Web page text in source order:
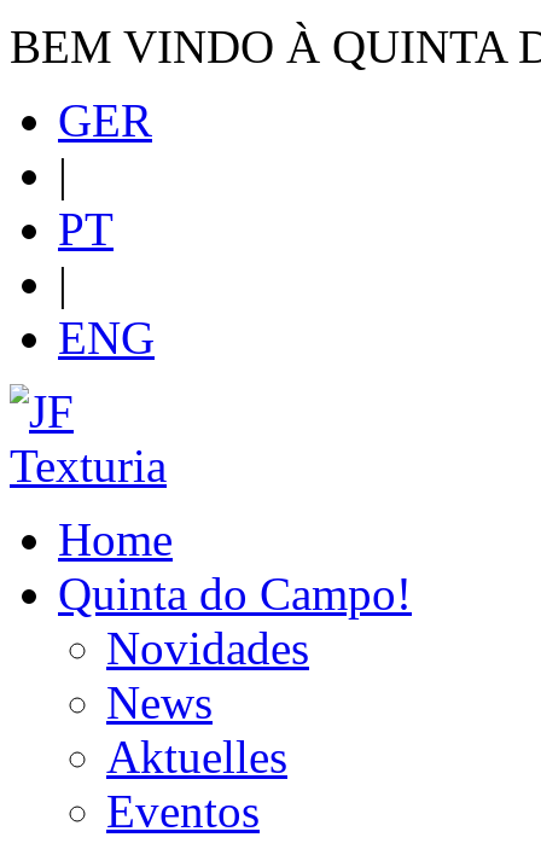
BEM VINDO À QUINTA
GER
|
PT
|
ENG
Home
Quinta do Campo!
Novidades
News
Aktuelles
Eventos